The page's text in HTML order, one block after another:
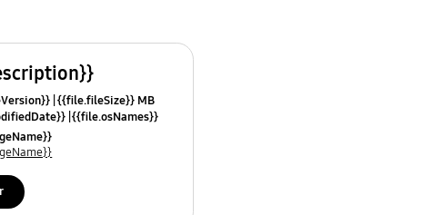
{{file.fileSize}} MB
{{file.osNames}}